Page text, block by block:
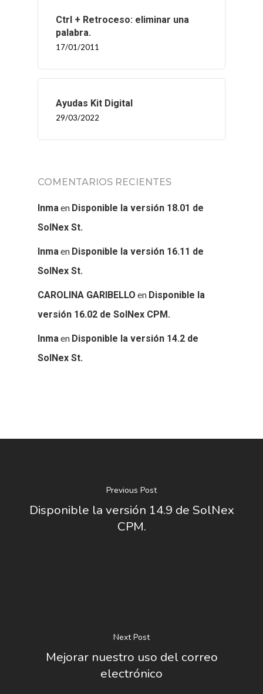
Ctrl + Retroceso: eliminar una
palabra.
17/01/2011
Ayudas Kit Digital
29/03/2022
COMENTARIOS RECIENTES
Inmaen Disponible la versión 18.01 de
SolNex St.
Inmaen Disponible la versión 16.11 de
SolNex St.
CAROLINA GARIBELLO en Disponible la
versión 16.02 de SolNex CPM.
Inmaen Disponible la versión 14.2 de
SolNex St.
Previous Post
Disponible la versión 14.9 de SolNex
CPM.
Next Post
Mejorar nuestro uso del correo
electrónico
CONTACTO